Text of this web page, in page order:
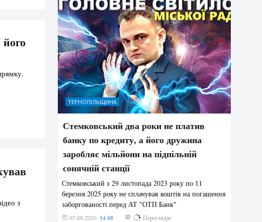
з
ТЕРНОПІЛЬЩИНА
Стемковський два роки не платив
банку по кредиту, а його дружина
заробляє мільйони на підпільній
сонячній станції
Стемковський з 29 листопада 2023 року по 11
березня 2025 року не сплачував коштів на погашення
заборгованості перед АТ "ОТП Банк"
07.08.2026 14:48 274 Переглядів